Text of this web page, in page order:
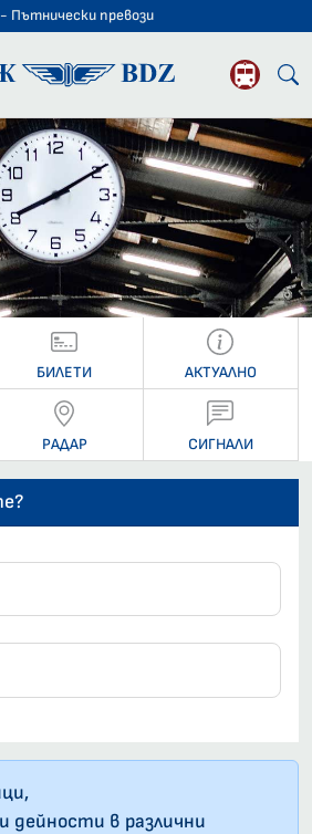
Пътнически превози
БДЖ -
БИЛЕТИ АКТУАЛНО
РАДАР СИГНАЛИ
дейности в различни